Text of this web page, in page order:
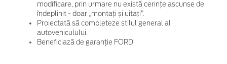
modificare, prin urmare nu există cerințe ascunse de
îndeplinit - doar „montați și uitați”.
Proiectată să completeze stilul general al
autovehiculului.
Beneficiază de garanție FORD